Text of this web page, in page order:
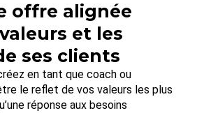
offre alignée
et les
ses clients
en tant que coach ou
le reflet de vos valeurs les plus
réponse aux besoins